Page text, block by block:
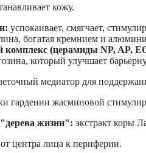
кожу.
успокаивает, смягчает,
богатая кремнием и
(церамиды NP, AP,
который улучшает
медиатор для
гардении жасминовой
жизни": экстракт коры
центра лица к периферии.